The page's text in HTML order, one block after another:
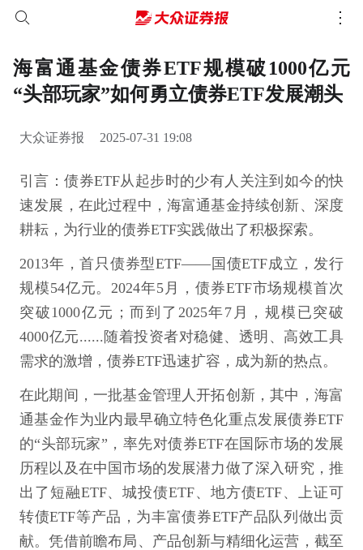
海富通基金债券ETF规模破1000亿元
“头部玩家”如何勇立债券ETF发展潮头
大众证券报 2025-07-31 19:08
引言：债券ETF从起步时的少有人关注到如今的快
速发展，在此过程中，海富通基金持续创新、深度
耕耘，为行业的债券ETF实践做出了积极探索。
2013年，首只债券型ETF——国债ETF成立，发行
规模54亿元。2024年5月，债券ETF市场规模首次
突破1000亿元；而到了2025年7月，规模已突破
4000亿元......随着投资者对稳健、透明、高效工具
需求的激增，债券ETF迅速扩容，成为新的热点。
在此期间，一批基金管理人开拓创新，其中，海富
通基金作为业内最早确立特色化重点发展债券ETF
的“头部玩家”，率先对债券ETF在国际市场的发展
历程以及在中国市场的发展潜力做了深入研究，推
出了短融ETF、城投债ETF、地方债ETF、上证可
转债ETF等产品，为丰富债券ETF产品队列做出贡
献。凭借前瞻布局、产品创新与精细化运营，截至